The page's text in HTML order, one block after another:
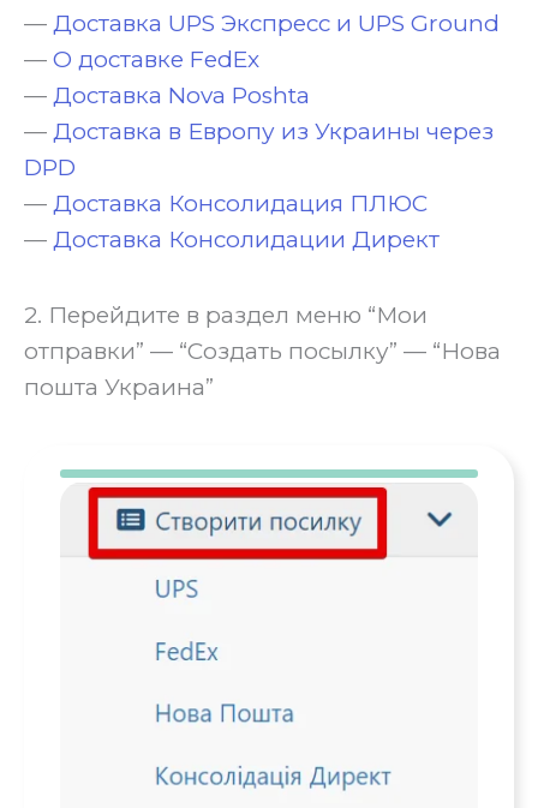
— Доставка UPS Экспресс и UPS Ground
— О доставке FedEx
— Доставка Nova Poshta
— Доставка в Европу из Украины через
DPD
— Доставка Консолидация ПЛЮС
— Доставка Консолидации Директ
2. Перейдите в раздел меню “Мои
отправки” — “Создать посылку” — “Нова
пошта Украина”